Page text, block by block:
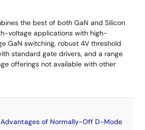
the best of both GaN and Silicon
voltage applications with high-
GaN switching, robust 4V threshold
standard gate drivers, and a range
offerings not available with other
of Normally-Off D-Mode